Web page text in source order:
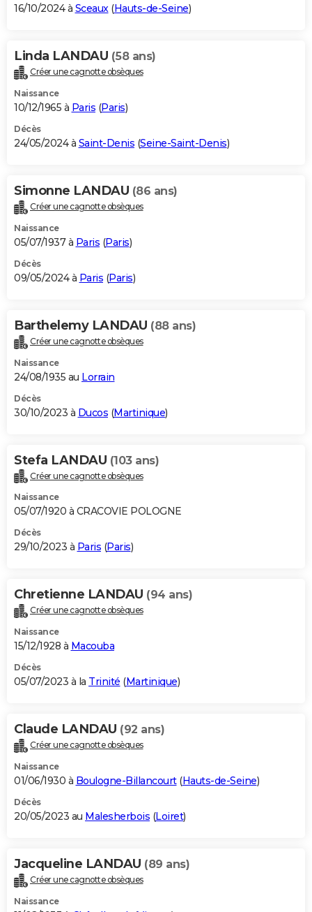
16/10/2024 à Sceaux(Hauts-de-Seine)
Linda LANDAU (58 ans)
Créer une cagnotte obsèques
Naissance
10/12/1965 à Paris (Paris)
Décès
24/05/2024 à Saint-Denis (Seine-Saint-Denis)
Simonne LANDAU (86 ans)
Créer une cagnotte obsèques
Naissance
05/07/1937 à Paris (Paris)
Décès
09/05/2024 à Paris (Paris)
Barthelemy LANDAU (88 ans)
Créer une cagnotte obsèques
Naissance
24/08/1935 au Lorrain
Décès
30/10/2023 à Ducos (Martinique)
Stefa LANDAU (103 ans)
Créer une cagnotte obsèques
Naissance
05/07/1920 à CRACOVIE POLOGNE
Décès
29/10/2023 à Paris (Paris)
Chretienne LANDAU (94 ans)
Créer une cagnotte obsèques
Naissance
15/12/1928 à Macouba
Décès
05/07/2023 à la Trinité (Martinique)
Claude LANDAU (92 ans)
Créer une cagnotte obsèques
Naissance
01/06/1930 à Boulogne-Billancourt(Hauts-de-Seine)
Décès
20/05/2023 au Malesherbois (Loiret)
Jacqueline LANDAU (89 ans)
Créer une cagnotte obsèques
Naissance